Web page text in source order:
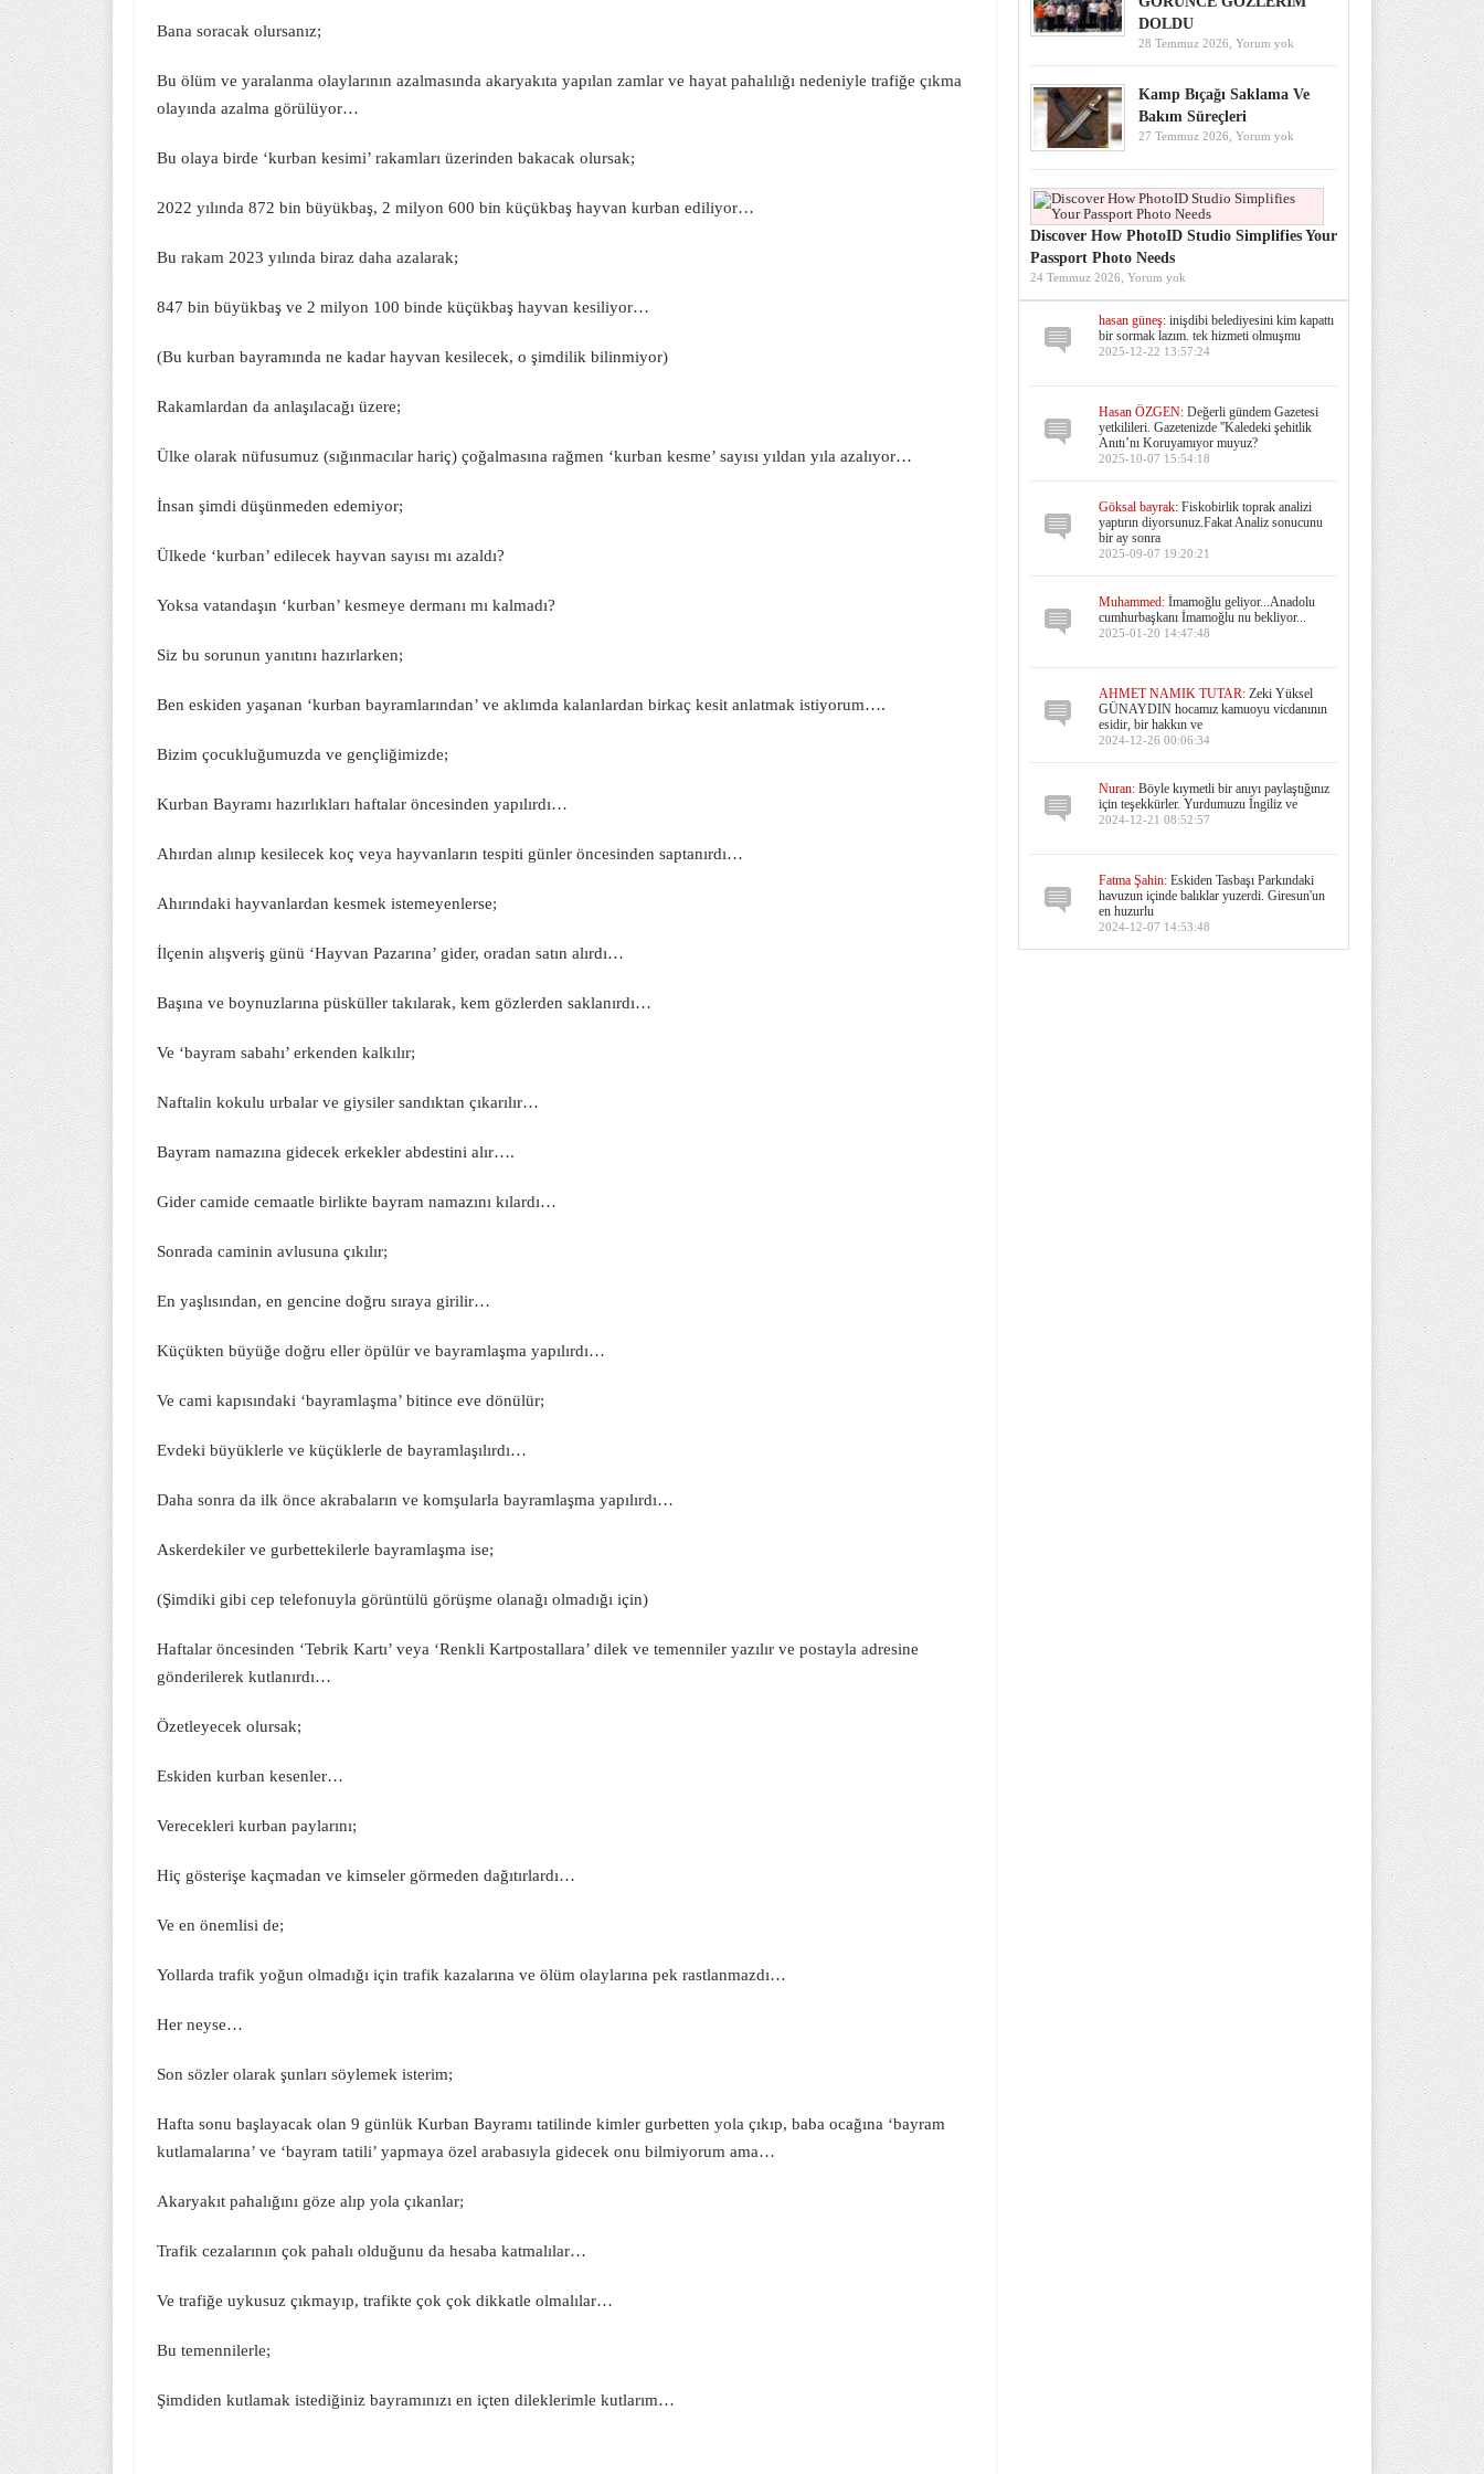
Bana soracak olursanız;
Bu ölüm ve yaralanma olaylarının azalmasında akaryakıta yapılan zamlar ve hayat pahalılığı nedeniyle trafiğe çıkma
olayında azalma görülüyor…
Bu olaya birde ‘kurban kesimi’ rakamları üzerinden bakacak olursak;
2022 yılında 872 bin büyükbaş, 2 milyon 600 bin küçükbaş hayvan kurban ediliyor…
Bu rakam 2023 yılında biraz daha azalarak;
847 bin büyükbaş ve 2 milyon 100 binde küçükbaş hayvan kesiliyor…
(Bu kurban bayramında ne kadar hayvan kesilecek, o şimdilik bilinmiyor)
Rakamlardan da anlaşılacağı üzere;
Ülke olarak nüfusumuz (sığınmacılar hariç) çoğalmasına rağmen ‘kurban kesme’ sayısı yıldan yıla azalıyor…
İnsan şimdi düşünmeden edemiyor;
Ülkede ‘kurban’ edilecek hayvan sayısı mı azaldı?
Yoksa vatandaşın ‘kurban’ kesmeye dermanı mı kalmadı?
Siz bu sorunun yanıtını hazırlarken;
Ben eskiden yaşanan ‘kurban bayramlarından’ ve aklımda kalanlardan birkaç kesit anlatmak istiyorum….
Bizim çocukluğumuzda ve gençliğimizde;
Kurban Bayramı hazırlıkları haftalar öncesinden yapılırdı…
Ahırdan alınıp kesilecek koç veya hayvanların tespiti günler öncesinden saptanırdı…
Ahırındaki hayvanlardan kesmek istemeyenlerse;
İlçenin alışveriş günü ‘Hayvan Pazarına’ gider, oradan satın alırdı…
Başına ve boynuzlarına püsküller takılarak, kem gözlerden saklanırdı…
Ve ‘bayram sabahı’ erkenden kalkılır;
Naftalin kokulu urbalar ve giysiler sandıktan çıkarılır…
Bayram namazına gidecek erkekler abdestini alır….
Gider camide cemaatle birlikte bayram namazını kılardı…
Sonrada caminin avlusuna çıkılır;
En yaşlısından, en gencine doğru sıraya girilir…
Küçükten büyüğe doğru eller öpülür ve bayramlaşma yapılırdı…
Ve cami kapısındaki ‘bayramlaşma’ bitince eve dönülür;
Evdeki büyüklerle ve küçüklerle de bayramlaşılırdı…
Daha sonra da ilk önce akrabaların ve komşularla bayramlaşma yapılırdı…
Askerdekiler ve gurbettekilerle bayramlaşma ise;
(Şimdiki gibi cep telefonuyla görüntülü görüşme olanağı olmadığı için)
Haftalar öncesinden ‘Tebrik Kartı’ veya ‘Renkli Kartpostallara’ dilek ve temenniler yazılır ve postayla adresine
gönderilerek kutlanırdı…
Özetleyecek olursak;
Eskiden kurban kesenler…
Verecekleri kurban paylarını;
Hiç gösterişe kaçmadan ve kimseler görmeden dağıtırlardı…
Ve en önemlisi de;
Yollarda trafik yoğun olmadığı için trafik kazalarına ve ölüm olaylarına pek rastlanmazdı…
Her neyse…
Son sözler olarak şunları söylemek isterim;
Hafta sonu başlayacak olan 9 günlük Kurban Bayramı tatilinde kimler gurbetten yola çıkıp, baba ocağına ‘bayram
kutlamalarına’ ve ‘bayram tatili’ yapmaya özel arabasıyla gidecek onu bilmiyorum ama…
Akaryakıt pahalığını göze alıp yola çıkanlar;
Trafik cezalarının çok pahalı olduğunu da hesaba katmalılar…
Ve trafiğe uykusuz çıkmayıp, trafikte çok çok dikkatle olmalılar…
Bu temennilerle;
Şimdiden kutlamak istediğiniz bayramınızı en içten dileklerimle kutlarım…
DOLDU
28 Temmuz 2026, Yorum yok
Kamp Bıçağı Saklama Ve
Bakım Süreçleri
27 Temmuz 2026, Yorum yok
Discover How PhotoID Studio Simplifies Your
Passport Photo Needs
24 Temmuz 2026, Yorum yok
hasan güneş: inişdibi belediyesini kim kapattı
bir sormak lazım. tek hizmeti olmuşmu
2025-12-22 13:57:24
Hasan ÖZGEN: Değerli gündem Gazetesi
yetkilileri. Gazetenizde ''Kaledeki şehitlik
Anıtı’nı Koruyamıyor muyuz?
2025-10-07 15:54:18
Göksal bayrak: Fiskobirlik toprak analizi
yaptırın diyorsunuz.Fakat Analiz sonucunu
bir ay sonra
2025-09-07 19:20:21
Muhammed: İmamoğlu geliyor...Anadolu
cumhurbaşkanı İmamoğlu nu bekliyor...
2025-01-20 14:47:48
AHMET NAMIK TUTAR: Zeki Yüksel
GÜNAYDIN hocamız kamuoyu vicdanının
esidir, bir hakkın ve
2024-12-26 00:06:34
Nuran: Böyle kıymetli bir anıyı paylaştığınız
için teşekkürler. Yurdumuzu İngiliz ve
2024-12-21 08:52:57
Fatma Şahin: Eskiden Tasbaşı Parkındaki
havuzun içinde balıklar yuzerdi. Giresun'un
en huzurlu
2024-12-07 14:53:48